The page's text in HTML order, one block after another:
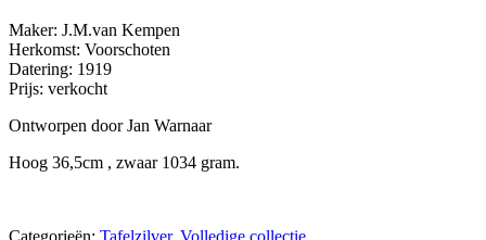
Maker: J.M.van Kempen
Herkomst: Voorschoten
Datering: 1919
Prijs: verkocht
Ontworpen door Jan Warnaar
Hoog 36,5cm , zwaar 1034 gram.